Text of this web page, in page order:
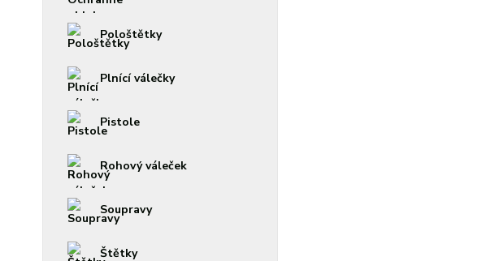
Pološtětky
Plnící válečky
Pistole
Rohový váleček
Soupravy
Štětky